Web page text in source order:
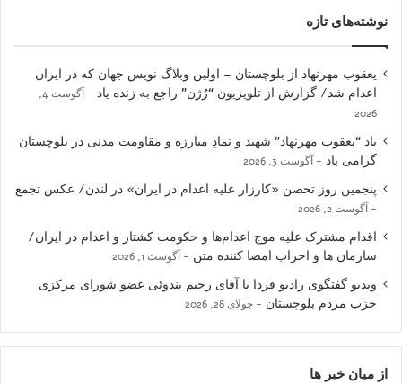
نوشته‌های تازه
یعقوب مهرنهاد از بلوچستان – اولین وبلاگ نویس جهان که در ایران
اعدام شد/ گزارش از تلویزیون “رُژن” راجع به زنده یاد
آگوست 4,
2026
یاد “یعقوب مهرنهاد” شهید و نمادِ مبارزه و مقاومت مدنی در بلوچستان
گرامی باد
آگوست 3, 2026
پنجمین روز تحصن «کارزار علیه اعدام در ایران» در لندن/ عکس تجمع
آگوست 2, 2026
اقدام مشترک علیه موج اعدام‌ها و حکومت کشتار و اعدام در ایران/
سازمان ها و احزاب امضا کننده متن
آگوست 1, 2026
ویدیو گفتگوی رادیو فردا با آقای رحیم بندوئی عضو شورای مرکزی
حزب مردم بلوچستان
جولای 28, 2026
از میان خبر ها